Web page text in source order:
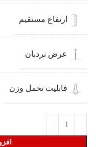
ارتفاع مستقیم
عرض نردبان
قابلیت تحمل وزن